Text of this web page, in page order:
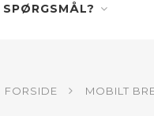
SPØRGSMÅL?
FORSIDE MOBILT